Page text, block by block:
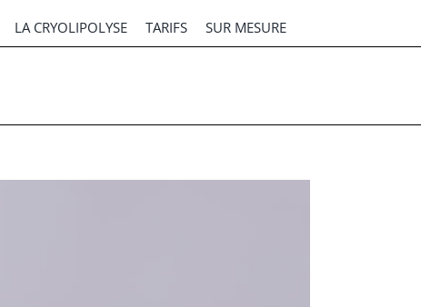
LA CRYOLIPOLYSE TARIFS SUR MESURE